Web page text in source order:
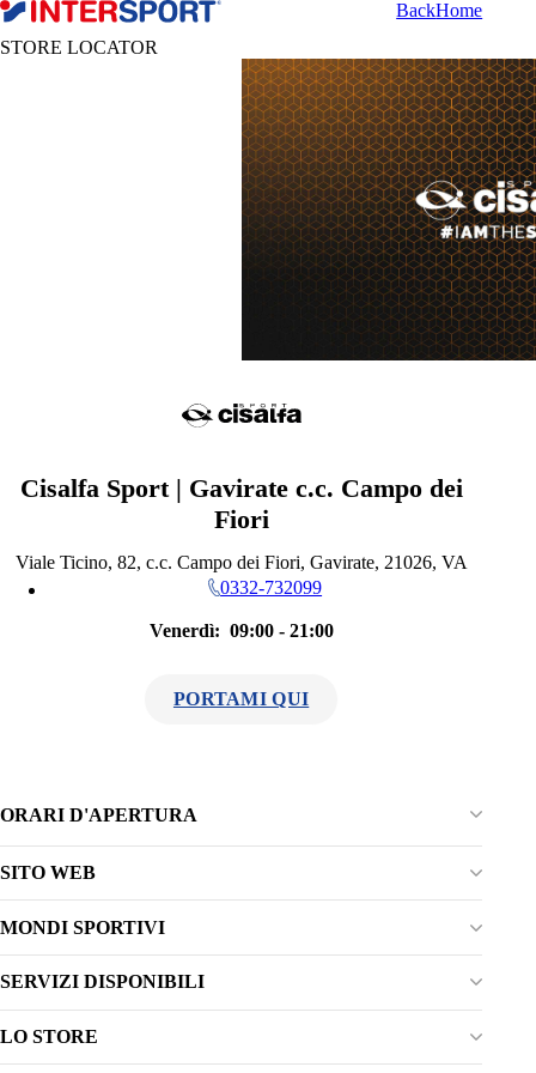
BackHome
STORE LOCATOR
Cisalfa Sport | Gavirate c.c. Campo dei
Fiori
Viale Ticino, 82, c.c. Campo dei Fiori, Gavirate, 21026, VA
0332-732099
Venerdì: 09:00 - 21:00
PORTAMI QUI
ORARI D'APERTURA
Lunedì
Giovedì
09:00 - 21:00
SITO WEB
MONDI SPORTIVI
CALCIO
MARE
SERVIZI DISPONIBILI
Ritiro e resi acquisiti online
LO STORE